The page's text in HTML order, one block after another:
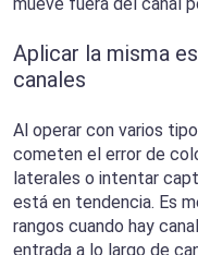
Aplicar la misma
canales
Al operar con varios
cometen el error de
laterales o intentar
está en tendencia. Es
rangos cuando hay
entrada a lo largo de